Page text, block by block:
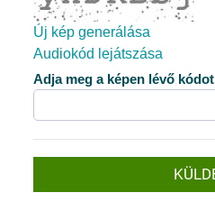
Új kép generálása
Audiokód lejátszása
Az új kép készen áll
Adja meg a képen lévő kódot